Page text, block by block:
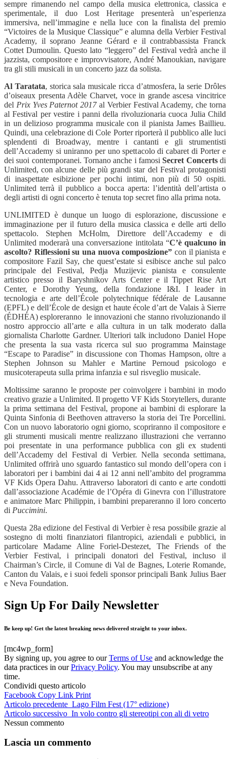
sempre rimanendo nel campo della musica elettronica, classica e
sperimentale, il duo Lost Heritage presenterà un’esperienza
immersiva, nell’immagine e nella luce con la finalista del premio
“Victoires de la Musique Classique” e alumna della Verbier Festival
Academy, il soprano Jeanne Gérard e il contrabbassista Franck
Cottet Dumoulin. Questo lato “leggero” del Festival vedrà anche il
jazzista, compositore e improvvisatore, André Manoukian, navigare
tra gli stili musicali in un concerto jazz da solista.
Al Taratata, storica sala musicale ricca d’atmosfera, la serie Drôles
d’oiseaux presenta Adèle Charvet, voce in grande ascesa vincitrice
del Prix Yves Paternot 2017al Verbier Festival Academy, che torna
al Festival per vestire i panni della rivoluzionaria cuoca Julia Child
in un delizioso programma musicale con il pianista James Baillieu.
Quindi, una celebrazione di Cole Porter riporterà il pubblico alle luci
splendenti di Broadway, mentre i cantanti e gli strumentisti
dell’Accademy si uniranno per uno spettacolo di cabaret di Porter e
dei suoi contemporanei. Tornano anche i famosiSecret Concertsdi
Unlimited, con alcune delle più grandi star del Festival protagonisti
di inaspettate esibizione per pochi intimi, non più di 50 ospiti.
Unlimited terrà il pubblico a bocca aperta: l’identità dell’artista o
degli artisti di ogni concerto è tenuta top secret fino alla prima nota.
UNLIMITED è dunque un luogo di esplorazione, discussione e
immaginazione per il futuro della musica classica e delle arti dello
spettacolo. Stephen McHolm, Direttore dell’Accademy e di
Unlimited moderarà una conversazione intitolata “C’è qualcuno in
ascolto? Riflessioni su una nuova composizione” con il pianista e
compositore Fazil Say, che quest’estate si esibisce anche sul palco
principale del Festival, Pedja Muzijevic pianista e consulente
artistico presso il Baryshnikov Arts Center e il Tippet Rise Art
Center, e Dorothy Yeung, della fondazione I&I. I leader in
tecnologia e arte dell’École polytechnique fédérale de Lausanne
(EPFL) e dell’École de design et haute école d’art de Valais à Sierre
(ÉDHÉA) esploreranno le innovazioni che stanno rivoluzionando il
nostro approccio all’arte e alla cultura in un talk moderato dalla
giornalista Charlotte Gardner. Ulteriori talk includono Daniel Hope
che presenta la sua vasta ricerca sul suo programma Mainstage
“Escape to Paradise” in discussione con Thomas Hampson, oltre a
Stephen Johnson su Mahler e Martine Pernoud psicologo e
musicoterapeuta sulla prima infanzia e sul risveglio musicale.
Moltissime saranno le proposte per coinvolgere i bambini in modo
creativo grazie a Unlimited. Il progetto VF Kids Storytellers, durante
la prima settimana del Festival, propone ai bambini di esplorare la
Quinta Sinfonia di Beethoven attraverso la storia dei Tre Porcellini.
Con un nuovo laboratorio ogni giorno, scopriranno il compositore e
gli strumenti musicali mentre realizzano illustrazioni che verranno
poi presentate in una performance pubblica con gli ex studenti
dell’Accademy del Festival di Verbier. Nella seconda settimana,
Unlimited offrirà uno sguardo fantastico sul mondo dell’opera con i
laboratori per i bambini dai 4 ai 12 anni nell’ambito del programma
VF Kids Opera Dahu. Attraverso laboratori di canto e arte condotti
dall’associazione Académie de l’Opéra di Ginevra con l’illustratore
e animatore Marc Philippin, i bambini prepareranno il loro concerto
di Puccimini.
Questa 28a edizione del Festival di Verbier è resa possibile grazie al
sostegno di molti finanziatori filantropici, aziendali e pubblici, in
particolare Madame Aline Foriel-Destezet, The Friends of the
Verbier Festival, i principali donatori del Festival, incluso il
Chairman’s Circle, il Comune di Val de Bagnes, Loterie Romande,
Canton du Valais, e i suoi fedeli sponsor principali Bank Julius Baer
e Neva Foundation.
Sign Up For Daily Newsletter
Be keep up! Get the latest breaking news delivered straight to your inbox.
[mc4wp_form]
By signing up, you agree to ourTerms of Use and acknowledge the
data practices in ourPrivacy Policy. You may unsubscribe at any
time.
Condividi questo articolo
Facebook Copy Link Print
Articolo precedente Lago Film Fest (17° edizione)
Articolo successivo In volo contro gli stereotipi con ali di vetro
Nessun commento
Lascia un commento